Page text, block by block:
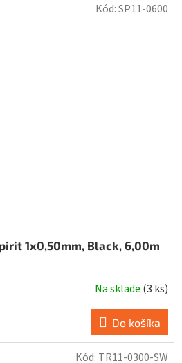
1x0,50mm, Black, 6,00m
Na sklade (3 ks)
Do košíka
Kód:SP11-0600
Kód: TR11-0300-SW